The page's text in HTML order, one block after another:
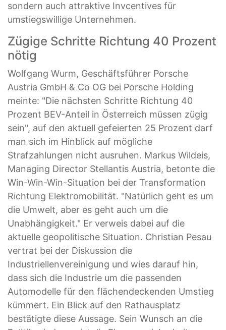
sondern auch attraktive Invcentives für
umstiegswillige Unternehmen.
Zügige Schritte Richtung 40 Prozent
nötig
Wolfgang Wurm, Geschäftsführer Porsche
Austria GmbH & Co OG bei Porsche Holding
meinte: "Die nächsten Schritte Richtung 40
Prozent BEV-Anteil in Österreich müssen zügig
sein", auf den aktuell gefeierten 25 Prozent darf
man sich im Hinblick auf mögliche
Strafzahlungen nicht ausruhen. Markus Wildeis,
Managing Director Stellantis Austria, betonte die
Win-Win-Win-Situation bei der Transformation
Richtung Elektromobilität. "Natürlich geht es um
die Umwelt, aber es geht auch um die
Unabhängigkeit." Er verweis dabei auf die
aktuelle geopolitische Situation. Christian Pesau
vertrat bei der Diskussion die
Industriellenvereinigung und wies darauf hin,
dass sich die Industrie um die passenden
Automodelle für den flächendeckenden Umstieg
kümmert. Ein Blick auf den Rathausplatz
bestätigte diese Aussage. Sein Wunsch an die